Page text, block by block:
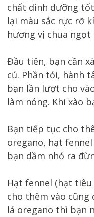
chất dinh dưỡng
lại màu sắc rực rỡ
hương vị chua ngọt
Đầu tiên, bạn cần
củ. Phần tỏi, hành
bạn lần lượt cho
làm nóng. Khi xào
Bạn tiếp tục cho
oregano, hạt
bạn dầm nhỏ ra
Hạt fennel (hạt
cho thêm vào cũng
lá oregano thì bạn